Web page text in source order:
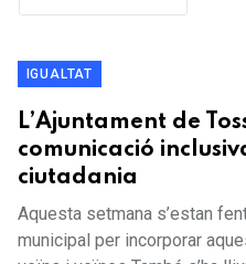
IGUALTAT
L’Ajuntament de
comunicació
ciutadania
Aquesta setmana s’estan
municipal per incorporar